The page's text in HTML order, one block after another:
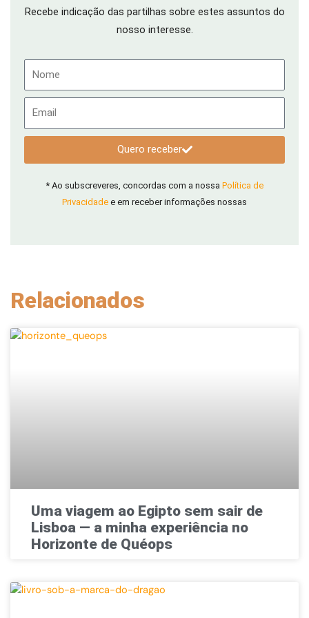
Recebe indicação das partilhas sobre estes assuntos do
nosso interesse.
Quero receber
* Ao subscreveres, concordas com a nossa Política de
Privacidade e em receber informações nossas
Relacionados
Uma viagem ao Egipto sem sair de
Lisboa — a minha experiência no
Horizonte de Quéops